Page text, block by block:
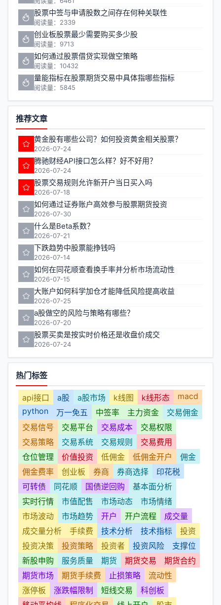
股票中签与申请股数之间存在何种关联性
阅读量：2339
创业板股票最少需要购买多少股
阅读量：9713
如何通过股票借贷实现做空策略
阅读量：10432
量能指标在股票期货交易中具体指哪些指标
阅读量：5845
推荐文章
黄金股有哪些公司？如何投资黄金相关股票？
2026-07-24
腾驰财经API接口怎么样？好不好用？
2026-07-24
股票交易规则允许新开户当日买入吗
2026-07-18
如何通过证券账户高效参与股票期货投资
2026-07-30
什么是Beta系数？
2026-07-21
下跌趋势中股票能挣钱吗
2026-07-14
如何在同花顺查看换手率并分析市场流动性
2026-07-15
大账户如何科学加仓才能降低风险提高收益
2026-07-25
a股做空的风险与策略有哪些？
2026-07-20
股票买卖是按实时价格还是收盘价成交
2026-07-24
热门标签
api接口 a股 a股市场 k线图 k线形态
macd
python
万一免五 中签率 主力资金
交易佣金
交易信号
交易平台 交易成本
交易权限
交易策略
交易系统 交易规则
交易费用
仓位管理
价值投资 低佣金 低佣金开户
佣金
佣金费率
创业板 券商 券商选择
印花税
可转债
同花顺 国债逆回购
基本面分析
实时行情
市值配售 市场动态
市场情绪
市场波动
市场趋势 开户 开户流程
成交量
成交量分析
手续费 技术分析 技术指标
投资
投资决策
投资策略 投资者 投资风险
支撑位
新股申购
服务质量 期货 期货交易
期货合约
期货市场
期货手续费 止损策略
流动性
涨停板
涨跌幅限制 短线交易
科创板